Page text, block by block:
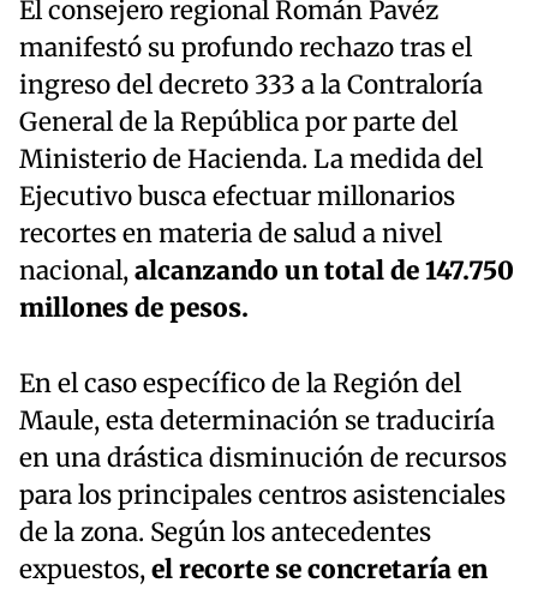
El consejero regional Román Pavéz
manifestó su profundo rechazo tras el
ingreso del decreto 333 a la Contraloría
General de la República por parte del
Ministerio de Hacienda. La medida del
Ejecutivo busca efectuar millonarios
recortes en materia de salud a nivel
nacional,alcanzando un total de 147.750
millones de pesos.
En el caso específico de la Región del
Maule, esta determinación se traduciría
en una drástica disminución de recursos
para los principales centros asistenciales
de la zona. Según los antecedentes
expuestos,el recorte se concretaría en